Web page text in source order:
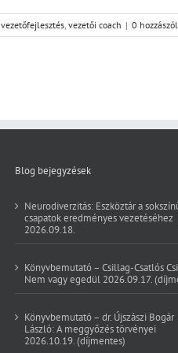
vezetőfejlesztés, vezetői coach | 0
Blog bejegyzések
Neurodiverzitás: Eszköztár a
csapatok eredményes vezetéséhez
2026.09.18.
Könyvbemutató – Csillag-Csatlós
Nem vagy egedül 2026.09.17.
Könyvbemutató – dr. Újszászi Bogár
László: A meggyőzés törvényei
2026.10.19. (díjmentes)